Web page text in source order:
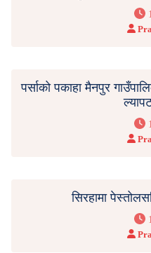
पर्साको पकाहा मैनपुर
सिरहामा